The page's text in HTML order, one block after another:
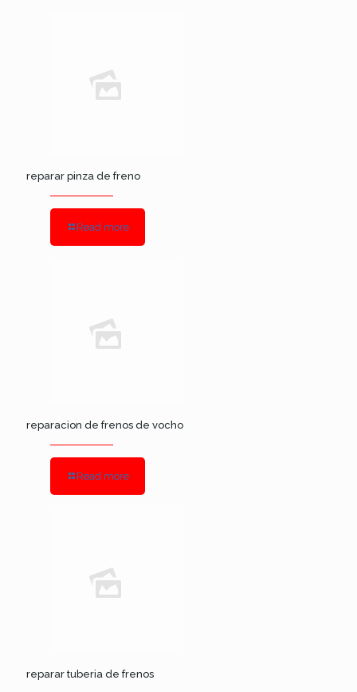
reparar pinza de freno
Read more
reparacion de frenos de vocho
Read more
reparar tuberia de frenos